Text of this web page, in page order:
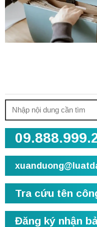
kiếm:
Tra cứu tên
Đăng ký nhận